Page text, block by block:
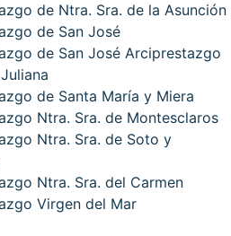
de Ntra. Sra. de la Asunción
de San José
de San José Arciprestazgo
de Santa María y Miera
Ntra. Sra. de Montesclaros
Ntra. Sra. de Soto y
Ntra. Sra. del Carmen
Virgen del Mar